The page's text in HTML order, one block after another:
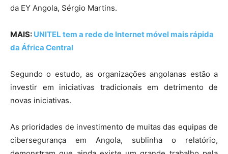
da EY Angola, Sérgio Martins.
MAIS: UNITEL tem a rede de Internet móvel mais rápida
da África Central
Segundo o estudo, as organizações angolanas estão a
investir em iniciativas tradicionais em detrimento de
novas iniciativas.
As prioridades de investimento de muitas das equipas de
cibersegurança em Angola, sublinha o relatório,